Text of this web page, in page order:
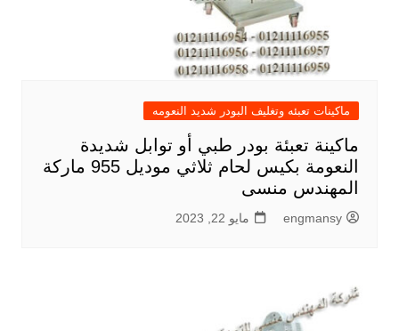
ماكينات تعبئه وتغليف البودر شديد النعومه
ماكينة تعبئة بودر طبي أو توابل شديدة
النعومة بكيس لحام ثلاثي موديل 955 ماركة
المهندس منسى
engmansy مايو 22, 2023